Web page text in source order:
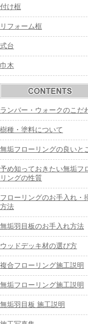
付け框
リフォーム框
式台
巾木
ランバー・ウォークのこだ
樹種・塗料について
無垢フローリングの良いと
予め知っておきたい無垢フ
リングの性質
フローリングのお手入れ・
方法
無垢羽目板のお手入れ方法
ウッドデッキ材の選び方
複合フローリング施工説明
無垢フローリング施工説明
無垢羽目板 施工説明